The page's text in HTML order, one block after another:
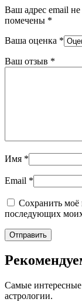
Ваш адрес email не
помечены *
Ваша оценка *
Ваш отзыв *
Имя *
Email *
Сохранить моё
последующих
Самые
астрологии.